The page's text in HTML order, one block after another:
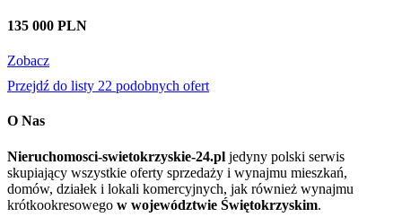
135 000 PLN
Zobacz
Przejdź do listy 22 podobnych ofert
O Nas
Nieruchomosci-swietokrzyskie-24.pl jedyny polski serwis
skupiający wszystkie oferty sprzedaży i wynajmu mieszkań,
domów, działek i lokali komercyjnych, jak również wynajmu
krótkookresowego w województwie Świętokrzyskim.